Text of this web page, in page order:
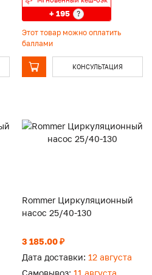
+ 195 ?
Этот товар можно оплатить
баллами
КОНСУЛЬТАЦИЯ
Rommer Циркуляционный
насос 25/40-130
3 185.00 ₽
Дата доставки: 12 августа
Самовывоз: 11 августа